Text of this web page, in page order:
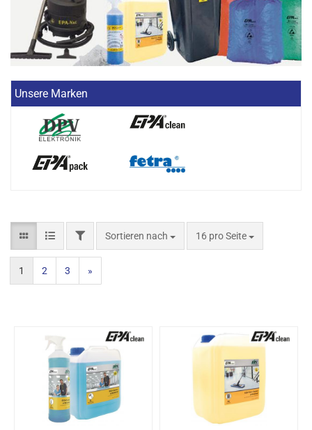
Unsere Marken
Sortieren nach 16 pro Seite
1 2 3 »